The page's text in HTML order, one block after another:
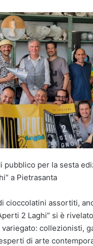
pubblico per la sesta
a Pietrasanta
cioccolatini assortiti,
2 Laghi” si è rivelato
collezionisti,
di arte